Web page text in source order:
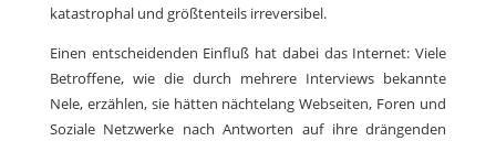
katastrophal und größtenteils irreversibel.
Einen entscheidenden Einfluß hat dabei das Internet: Viele
Betroffene, wie die durch mehrere Interviews bekannte
Nele, erzählen, sie hätten nächtelang Webseiten, Foren und
Soziale Netzwerke nach Antworten auf ihre drängenden